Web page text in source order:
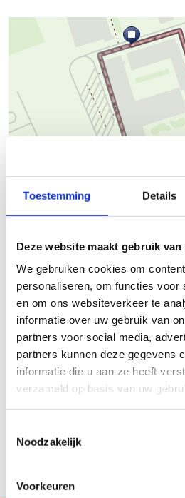
Toestemming Details
Deze website maakt gebruik van
We gebruiken cookies om
personaliseren, om functies voor
en om ons websiteverkeer te
informatie over uw gebruik van
partners voor social media,
partners kunnen deze gegevens
informatie die u aan ze heeft
verzameld op basis van uw
Noodzakelijk
Voorkeuren
Beschrijving
Startplaatsen